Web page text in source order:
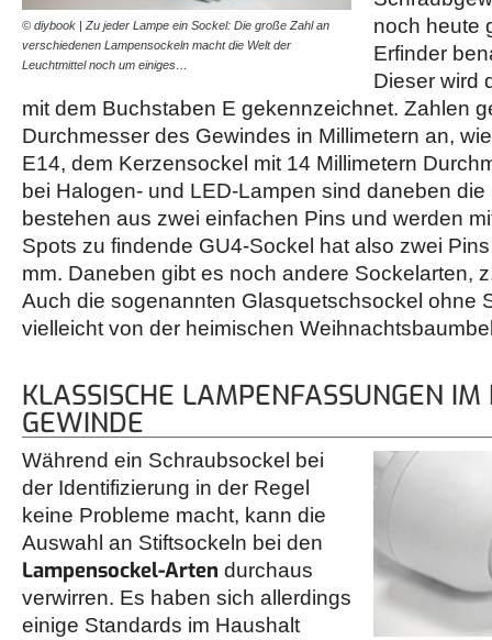
© diybook | Zu jeder Lampe ein Sockel: Die große Zahl an
verschiedenen Lampensockeln macht die Welt der
Leuchtmittel noch um einiges…
noch heute
Erfinder
Dieser wird
mit dem Buchstaben E gekennzeichnet. Zahlen
Durchmesser des Gewindes in Millimetern an,
E14, dem Kerzensockel mit 14 Millimetern
bei Halogen- und LED-Lampen sind daneben die
bestehen aus zwei einfachen Pins und werden
Spots zu findende GU4-Sockel hat also zwei
mm. Daneben gibt es noch andere Sockelarten,
Auch die sogenannten Glasquetschsockel ohne
vielleicht von der heimischen
KLASSISCHE LAMPENFASSUNGEN
GEWINDE
Während ein Schraubsockel bei
der Identifizierung in der Regel
keine Probleme macht, kann die
Auswahl an Stiftsockeln bei den
Lampensockel-Arten durchaus
verwirren. Es haben sich allerdings
einige Standards im Haushalt